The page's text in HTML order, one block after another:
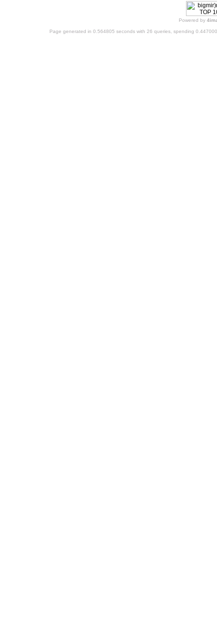
Powered by
Page generated in 0.564805 seconds with 26 queries, spending